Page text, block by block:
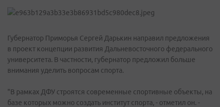
Губернатор Приморья Сергей Дарькин направил предложения
в проект концепции развития Дальневосточного федерального
университета. В частности, губернатор предложил больше
внимания уделить вопросам спорта.
"В рамках ДФУ строятся современные спортивные объекты, на
базе которых можно создать институт спорта, - отметил он. -